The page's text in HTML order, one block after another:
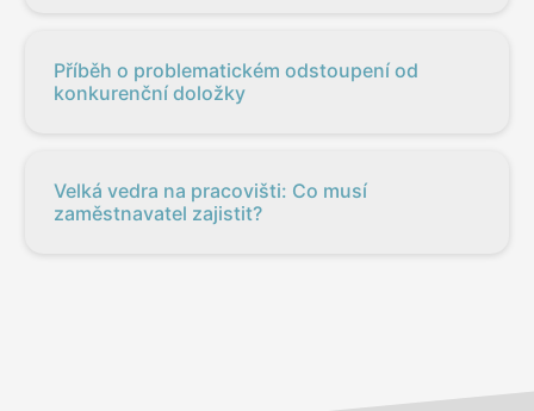
Příběh o problematickém odstoupení od
konkurenční doložky
Velká vedra na pracovišti: Co musí
zaměstnavatel zajistit?